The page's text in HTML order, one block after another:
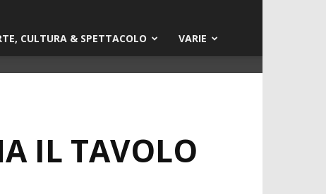
CULTURA & SPETTACOLO VARIE
IL TAVOLO